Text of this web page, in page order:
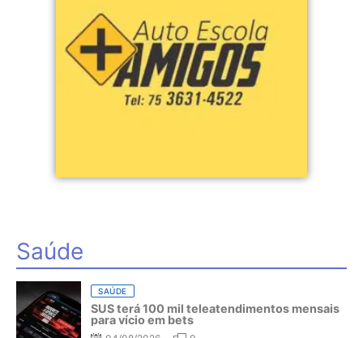
Saúde
SAÚDE
SUS terá 100 mil teleatendimentos mensais
para vício em bets